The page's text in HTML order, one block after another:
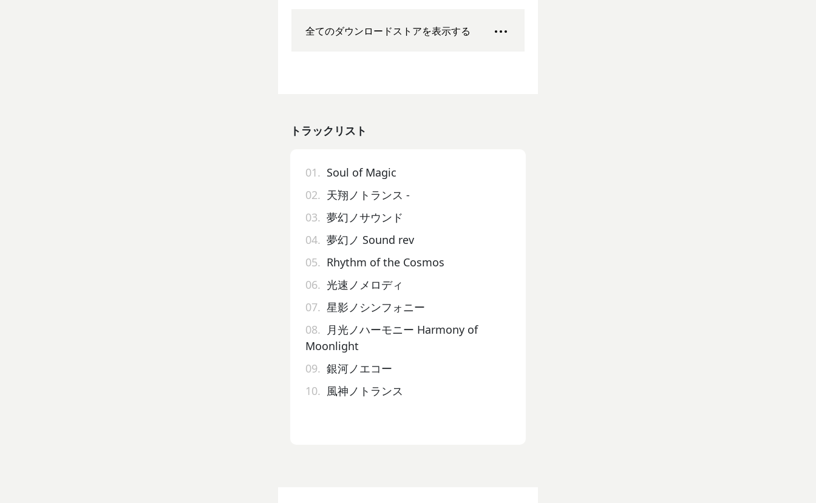
全てのダウンロードストアを表示する
トラックリスト
01. Soul of Magic
02. 天翔ノトランス -
03. 夢幻ノサウンド
04. 夢幻ノ Sound rev
05. Rhythm of the Cosmos
06. 光速ノメロディ
07. 星影ノシンフォニー
08. 月光ノハーモニー Harmony of
Moonlight
09. 銀河ノエコー
10. 風神ノトランス